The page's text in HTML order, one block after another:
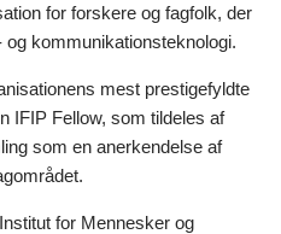
for forskere og fagfolk, der
kommunikationsteknologi.
mest prestigefyldte
IFIP Fellow, som tildeles af
som en anerkendelse af
for Mennesker og